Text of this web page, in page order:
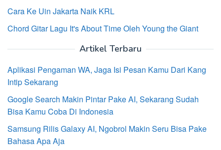
Cara Ke Uin Jakarta Naik KRL
Chord Gitar Lagu It's About Time Oleh Young the Giant
Artikel Terbaru
Aplikasi Pengaman WA, Jaga Isi Pesan Kamu Dari Kang
Intip Sekarang
Google Search Makin Pintar Pake AI, Sekarang Sudah
Bisa Kamu Coba Di Indonesia
Samsung Rilis Galaxy AI, Ngobrol Makin Seru Bisa Pake
Bahasa Apa Aja